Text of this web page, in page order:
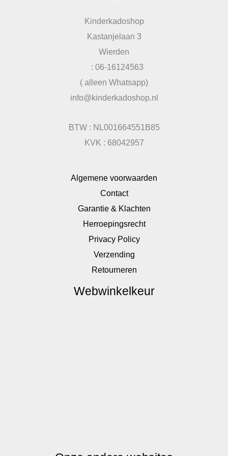
Kinderkadoshop
Kastanjelaan 3
Wierden
: 06-16124563
( alleen Whatsapp)
info@kinderkadoshop.nl
BTW : NL001664551B85
KVK : 68042957
Algemene voorwaarden
Contact
Garantie & Klachten
Herroepingsrecht
Privacy Policy
Verzending
Retourneren
Webwinkelkeur